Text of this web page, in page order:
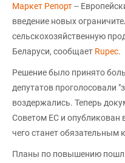
Маркет Репорт--
введение новых
сельскохозяйственную
Беларуси, сообщает Rupec.
Решение было принято
депутатов проголосовали
воздержались. Теперь
Советом ЕС и опубликован
чего станет обязательным
Планы по повышению